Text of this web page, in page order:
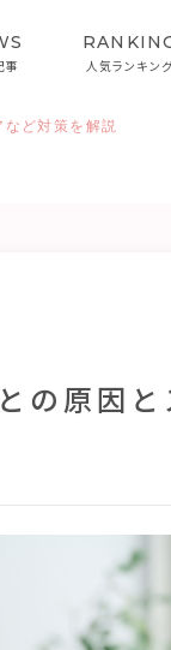
事 人気ランキン
ど対策を解説
の原因